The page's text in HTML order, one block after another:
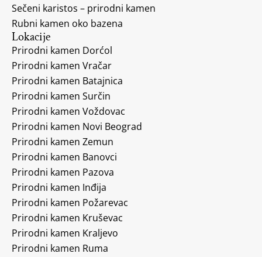
Sečeni karistos – prirodni kamen
Rubni kamen oko bazena
Lokacije
Prirodni kamen Dorćol
Prirodni kamen Vračar
Prirodni kamen Batajnica
Prirodni kamen Surčin
Prirodni kamen Voždovac
Prirodni kamen Novi Beograd
Prirodni kamen Zemun
Prirodni kamen Banovci
Prirodni kamen Pazova
Prirodni kamen Inđija
Prirodni kamen Požarevac
Prirodni kamen Kruševac
Prirodni kamen Kraljevo
Prirodni kamen Ruma